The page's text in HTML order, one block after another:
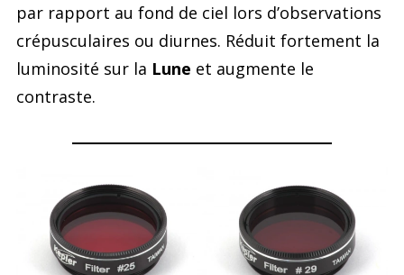
par rapport au fond de ciel lors d’observations
crépusculaires ou diurnes. Réduit fortement la
luminosité sur la Lune et augmente le
contraste.